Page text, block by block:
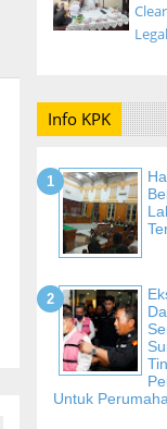
Info KPK
Untuk